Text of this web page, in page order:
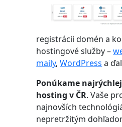
registrácii domén a
hostingové služby –
maily,WordPress a
Ponúkame
hosting v ČR. Vaše
najnovších
nepretržitým